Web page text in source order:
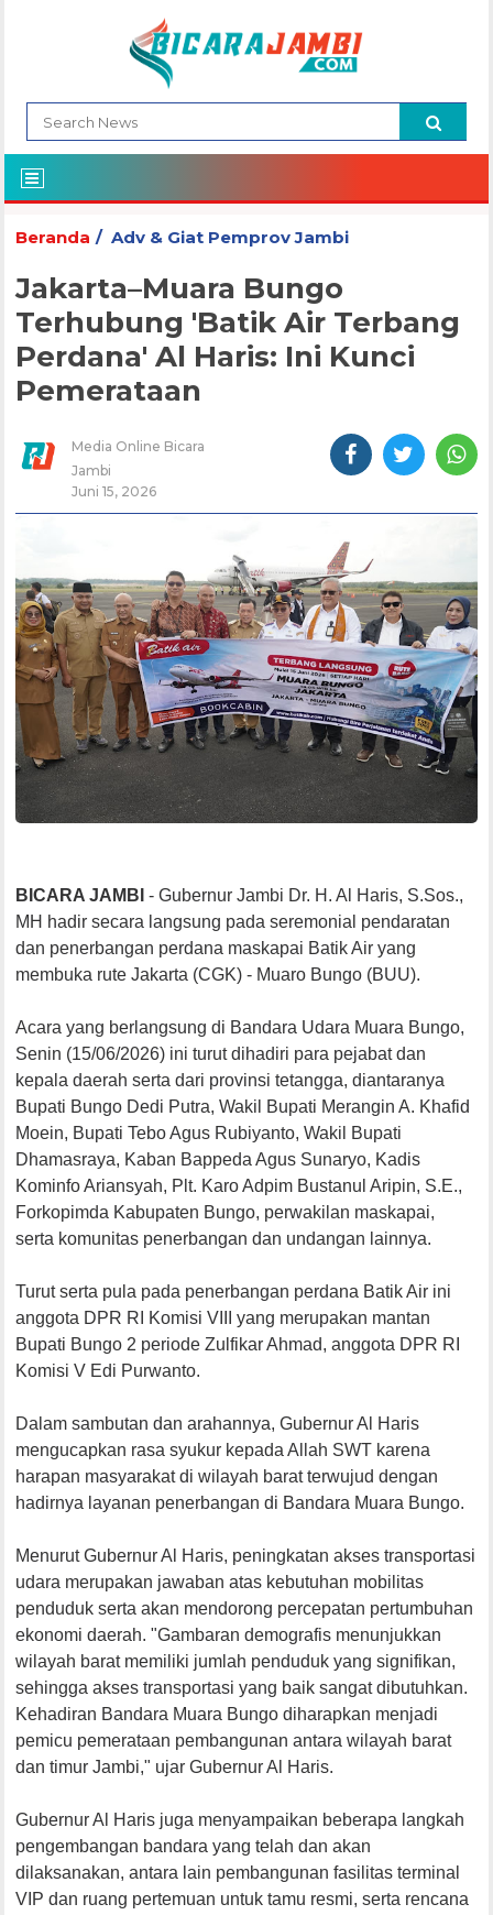
Beranda Adv & Giat Pemprov Jambi
Jakarta–Muara Bungo
Terhubung 'Batik Air Terbang
Perdana' Al Haris: Ini Kunci
Pemerataan
Media Online Bicara
Jambi
Juni 15, 2026
BICARA JAMBI- Gubernur Jambi Dr. H. Al Haris, S.Sos.,
MH hadir secara langsung pada seremonial pendaratan
dan penerbangan perdana maskapai Batik Air yang
membuka rute Jakarta (CGK) - Muaro Bungo (BUU).
Acara yang berlangsung di Bandara Udara Muara Bungo,
Senin (15/06/2026) ini turut dihadiri para pejabat dan
kepala daerah serta dari provinsi tetangga, diantaranya
Bupati Bungo Dedi Putra, Wakil Bupati Merangin A. Khafid
Moein, Bupati Tebo Agus Rubiyanto, Wakil Bupati
Dhamasraya, Kaban Bappeda Agus Sunaryo, Kadis
Kominfo Ariansyah, Plt. Karo Adpim Bustanul Aripin, S.E.,
Forkopimda Kabupaten Bungo, perwakilan maskapai,
serta komunitas penerbangan dan undangan lainnya.
Turut serta pula pada penerbangan perdana Batik Air ini
anggota DPR RI Komisi VIII yang merupakan mantan
Bupati Bungo 2 periode Zulfikar Ahmad, anggota DPR RI
Komisi V Edi Purwanto.
Dalam sambutan dan arahannya, Gubernur Al Haris
mengucapkan rasa syukur kepada Allah SWT karena
harapan masyarakat di wilayah barat terwujud dengan
hadirnya layanan penerbangan di Bandara Muara Bungo.
Menurut Gubernur Al Haris, peningkatan akses transportasi
udara merupakan jawaban atas kebutuhan mobilitas
penduduk serta akan mendorong percepatan pertumbuhan
ekonomi daerah. "Gambaran demografis menunjukkan
wilayah barat memiliki jumlah penduduk yang signifikan,
sehingga akses transportasi yang baik sangat dibutuhkan.
Kehadiran Bandara Muara Bungo diharapkan menjadi
pemicu pemerataan pembangunan antara wilayah barat
dan timur Jambi," ujar Gubernur Al Haris.
Gubernur Al Haris juga menyampaikan beberapa langkah
pengembangan bandara yang telah dan akan
dilaksanakan, antara lain pembangunan fasilitas terminal
VIP dan ruang pertemuan untuk tamu resmi, serta rencana